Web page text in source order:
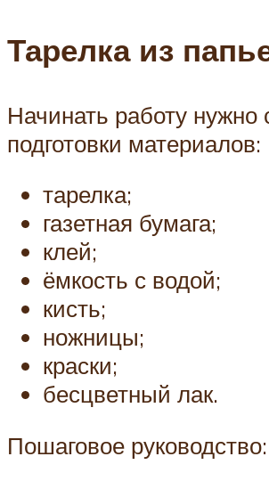
Тарелка из
Начинать работу нужно
подготовки материалов:
тарелка;
газетная бумага;
клей;
ёмкость с водой;
кисть;
ножницы;
краски;
бесцветный лак.
Пошаговое руководство: